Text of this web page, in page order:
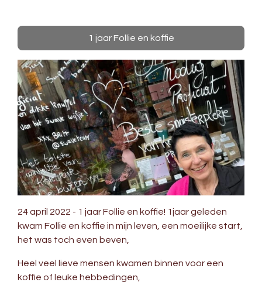
1 jaar Follie en koffie
24 april 2022 - 1 jaar Follie en koffie! 1jaar geleden
kwam Follie en koffie in mijn leven, een moeilijke start,
het was toch even beven,
Heel veel lieve mensen kwamen binnen voor een
koffie of leuke hebbedingen,